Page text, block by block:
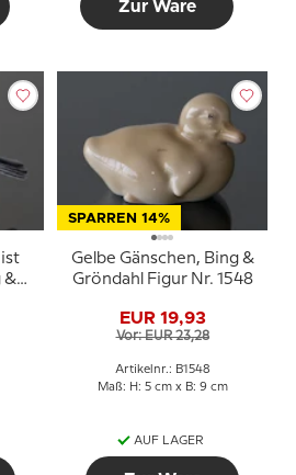
Zur Ware
&
SPARREN 14%
Gelbe Gänschen, Bing &
Gröndahl Figur Nr. 1548
EUR 19,93
Vor: EUR 23,28
Artikelnr.: B1548
Maß: H: 5 cm x B: 9 cm
AUF LAGER